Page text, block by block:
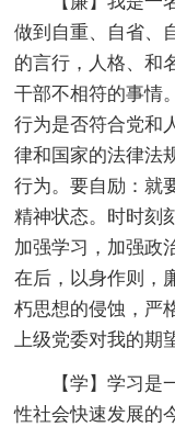
做到自重、自省、
的言行，人格、和
干部不相符的事情
行为是否符合党和
律和国家的法律法
行为。要自励：就
精神状态。时时刻
加强学习，加强政
在后，以身作则，
朽思想的侵蚀，严
上级党委对我的期
【学】学习
性社会快速发展的